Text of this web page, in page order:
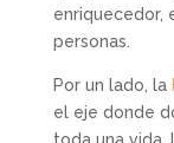
enriquecedor,
personas.
Por un lado, la
el eje donde
toda una vida,